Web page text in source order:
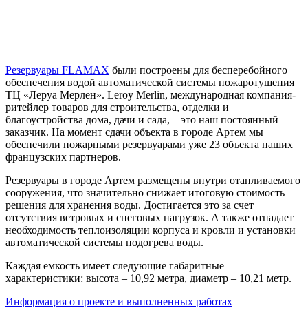
Резервуары FLAMAX были построены для бесперебойного
обеспечения водой автоматической системы пожаротушения
ТЦ «Леруа Мерлен». Leroy Merlin, международная компания-
ритейлер товаров для строительства, отделки и
благоустройства дома, дачи и сада, – это наш постоянный
заказчик. На момент сдачи объекта в городе Артем мы
обеспечили пожарными резервуарами уже 23 объекта наших
французских партнеров.
Резервуары в городе Артем размещены внутри отапливаемого
сооружения, что значительно снижает итоговую стоимость
решения для хранения воды. Достигается это за счет
отсутствия ветровых и снеговых нагрузок. А также отпадает
необходимость теплоизоляции корпуса и кровли и установки
автоматической системы подогрева воды.
Каждая емкость имеет следующие габаритные
характеристики: высота – 10,92 метра, диаметр – 10,21 метр.
Информация о проекте и выполненных работах